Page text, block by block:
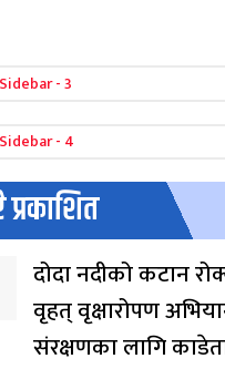
दोदा नदीको कटान
वृहत् वृक्षारोपण
संरक्षणका लागि